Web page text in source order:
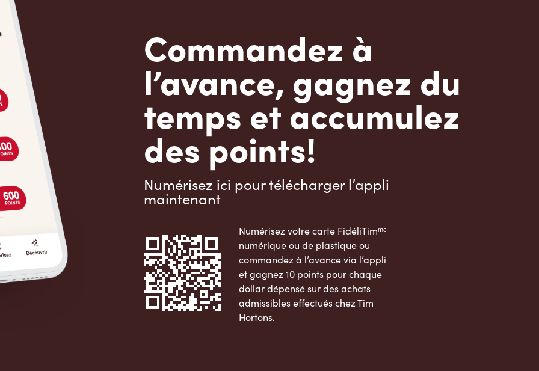
Commandez à
l’avance, gagnez du
temps et accumulez
des points!
Numérisez ici pour télécharger l’appli
maintenant
Numérisez votre carte FidéliTimᵐᶜ
numérique ou de plastique ou
commandez à l’avance via l’appli
et gagnez 10 points pour chaque
dollar dépensé sur des achats
admissibles effectués chez Tim
Hortons.